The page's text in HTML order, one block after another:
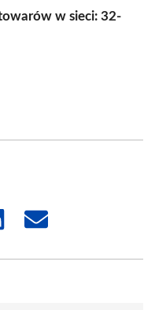
w sieci: 32-
Share